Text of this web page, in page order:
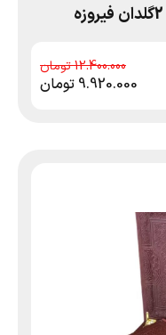
12.400.000
9.920.000 تومان